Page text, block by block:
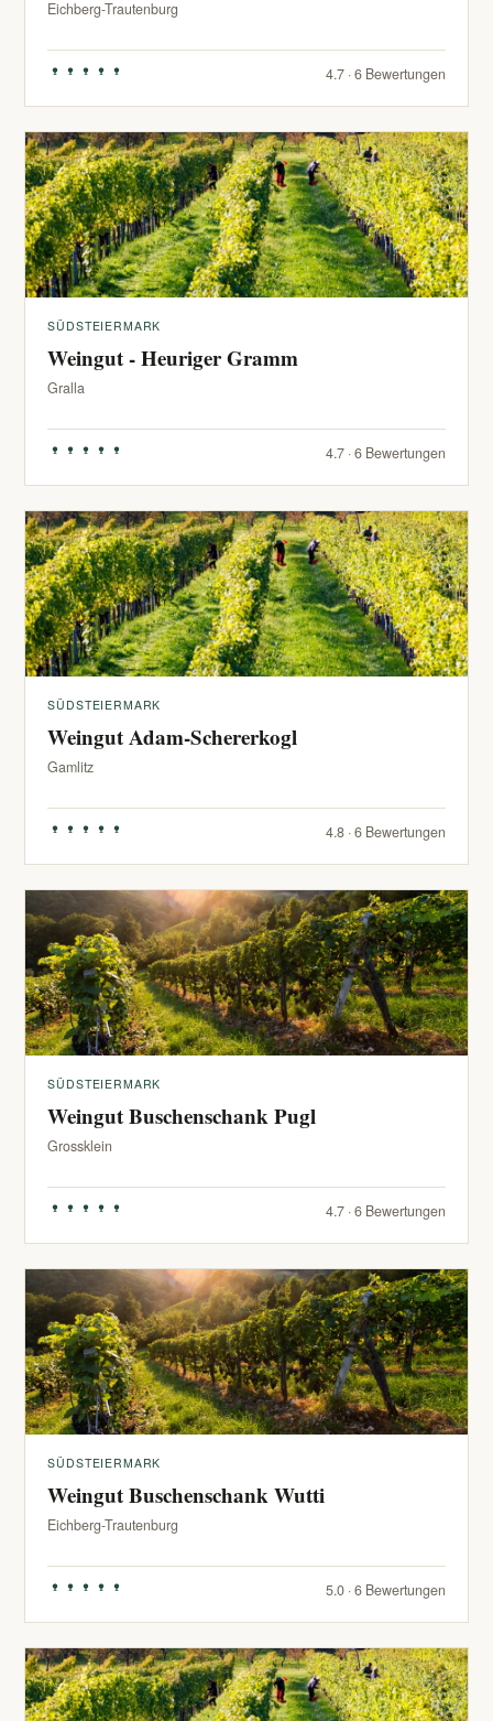
Eichberg-Trautenburg
4.7 · 6 Bewertungen
SÜDSTEIERMARK
Weingut - Heuriger Gramm
Gralla
4.7 · 6 Bewertungen
SÜDSTEIERMARK
Weingut Adam-Schererkogl
Gamlitz
4.8 · 6 Bewertungen
SÜDSTEIERMARK
Weingut Buschenschank Pugl
Grossklein
4.7 · 6 Bewertungen
SÜDSTEIERMARK
Weingut Buschenschank Wutti
Eichberg-Trautenburg
5.0 · 6 Bewertungen